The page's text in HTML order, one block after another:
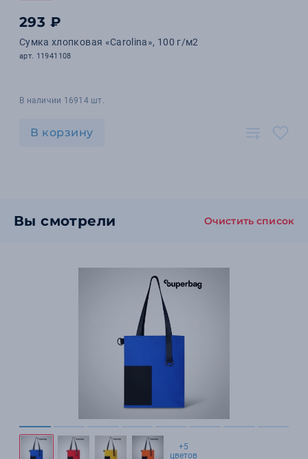
293 ₽
Сумка хлопковая «Carolina», 100 г/м2
арт. 11941108
В наличии 16914 шт.
В корзину
Вы смотрели Очистить список
+5
цветов